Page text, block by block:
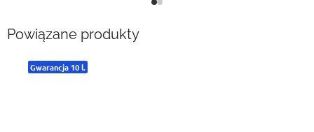
Powiązane produkty
Gwarancja 10 l.